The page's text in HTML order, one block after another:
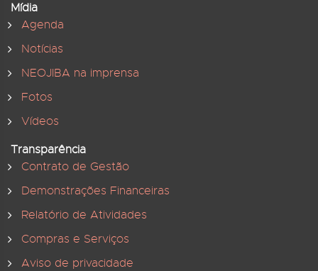
Mídia
Agenda
Notícias
NEOJIBA na imprensa
Fotos
Vídeos
Transparência
Contrato de Gestão
Demonstrações Financeiras
Relatório de Atividades
Compras e Serviços
Aviso de privacidade